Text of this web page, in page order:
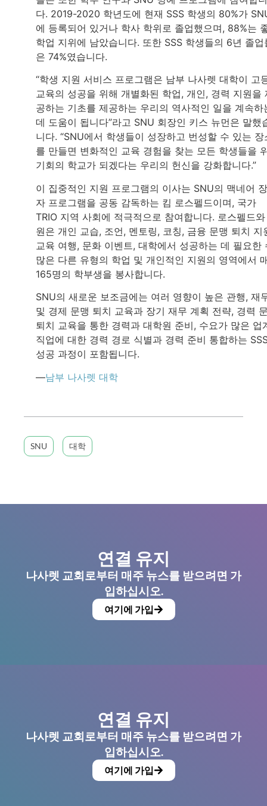
다. 2019-2020 학년도에 현재 SSS 학생의 80%가
에 등록되어 있거나 학사 학위로 졸업했으며, 88%는
학업 지위에 남았습니다. 또한 SSS 학생들의 6년 졸업
은 74%였습니다.
“학생 지원 서비스 프로그램은 남부 나사렛 대학이 고
교육의 성공을 위해 개별화된 학업, 개인, 경력 지원을
공하는 기초를 제공하는 우리의 역사적인 일을 계속하
데 도움이 됩니다”라고 SNU 회장인 키스 뉴먼은 말했
니다. “SNU에서 학생들이 성장하고 번성할 수 있는 장
를 만들면 변화적인 교육 경험을 찾는 모든 학생들을
기회의 학교가 되겠다는 우리의 헌신을 강화합니다.”
이 집중적인 지원 프로그램의 이사는 SNU의 맥네어
자 프로그램을 공동 감독하는 킴 로스펠드이며, 국가
TRIO 지역 사회에 적극적으로 참여합니다. 로스펠드
원은 개인 교습, 조언, 멘토링, 코칭, 금융 문맹 퇴치 지
교육 여행, 문화 이벤트, 대학에서 성공하는 데 필요한
많은 다른 유형의 학업 및 개인적인 지원의 영역에서
165명의 학부생을 봉사합니다.
SNU의 새로운 보조금에는 여러 영향이 높은 관행, 재
및 경제 문맹 퇴치 교육과 장기 재무 계획 전략, 경력
퇴치 교육을 통한 경력과 대학원 준비, 수요가 많은 업
직업에 대한 경력 경로 식별과 경력 준비 통합하는
성공 과정이 포함됩니다.
—남부 나사렛 대학
SNU 대학
연결 유지
나사렛 교회로부터 매주 뉴스를 받으려면 가
입하십시오.
여기에 가입
연결 유지
나사렛 교회로부터 매주 뉴스를 받으려면 가
입하십시오.
여기에 가입